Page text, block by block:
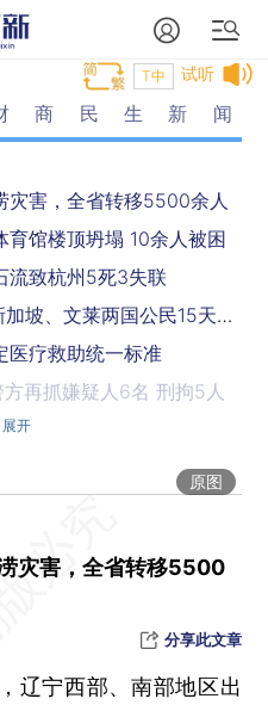
试听
T中
商民生新闻
灾害，全省转移5500余人
育馆楼顶坍塌 10余人被困
流致杭州5死3失联
7月26日起，中国将恢复新加坡、文莱两国公民15天免签入境政策
医疗救助统一标准
再抓嫌疑人6名 刑拘5人
立总领事馆
国际象棋女子世界冠军赛：居文君连续第四次摘得棋后桂冠
金4银3铜收官
女足世界杯：最后时刻丢球，中国女足首战0-1不敌丹麦女足
，2人身亡
展开
原图
灾害，全省转移5500
分享此文章
辽宁西部、南部地区出